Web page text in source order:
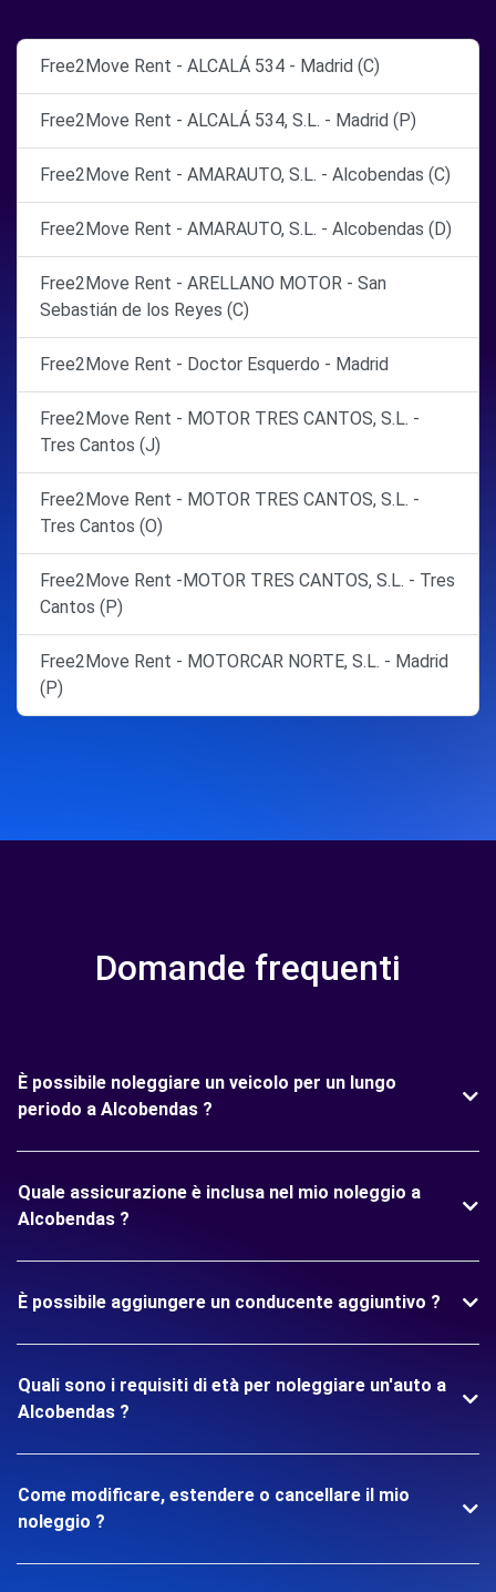
Free2Move Rent - ALCALÁ 534 - Madrid (C)
Free2Move Rent - ALCALÁ 534, S.L. - Madrid (P)
Free2Move Rent - AMARAUTO, S.L. - Alcobendas (C)
Free2Move Rent - AMARAUTO, S.L. - Alcobendas (D)
Free2Move Rent - ARELLANO MOTOR - San
Sebastián de los Reyes (C)
Free2Move Rent - Doctor Esquerdo - Madrid
Free2Move Rent - MOTOR TRES CANTOS, S.L. -
Tres Cantos (J)
Free2Move Rent - MOTOR TRES CANTOS, S.L. -
Tres Cantos (O)
Free2Move Rent -MOTOR TRES CANTOS, S.L. - Tres
Cantos (P)
Free2Move Rent - MOTORCAR NORTE, S.L. - Madrid
(P)
Domande frequenti
È possibile noleggiare un veicolo per un lungo
periodo a Alcobendas ?
Quale assicurazione è inclusa nel mio noleggio a
Alcobendas ?
È possibile aggiungere un conducente aggiuntivo ?
Quali sono i requisiti di età per noleggiare un'auto a
Alcobendas ?
Come modificare, estendere o cancellare il mio
noleggio ?